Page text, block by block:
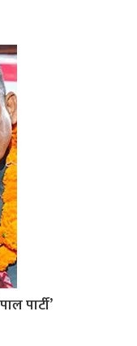
पार्टी’